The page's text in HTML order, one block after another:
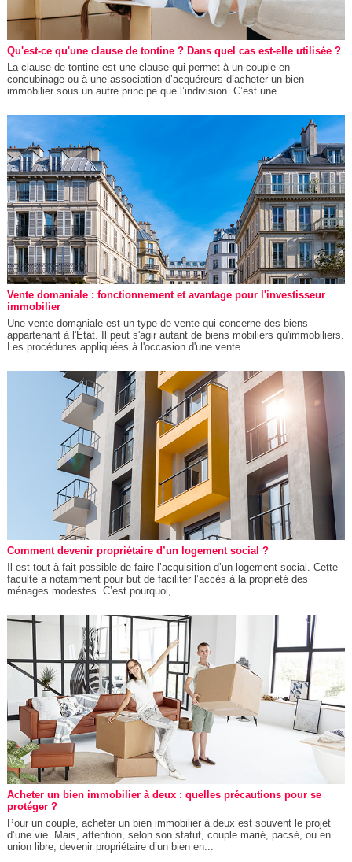
Qu'est-ce qu'une clause de tontine ? Dans quel cas est-elle utilisée ?
La clause de tontine est une clause qui permet à un couple en
concubinage ou à une association d’acquéreurs d’acheter un bien
immobilier sous un autre principe que l’indivision. C’est une...
Vente domaniale : fonctionnement et avantage pour l'investisseur
immobilier
Une vente domaniale est un type de vente qui concerne des biens
appartenant à l'État. Il peut s'agir autant de biens mobiliers qu'immobiliers.
Les procédures appliquées à l'occasion d'une vente...
Comment devenir propriétaire d’un logement social ?
Il est tout à fait possible de faire l’acquisition d’un logement social. Cette
faculté a notamment pour but de faciliter l’accès à la propriété des
ménages modestes. C’est pourquoi,...
Acheter un bien immobilier à deux : quelles précautions pour se
protéger ?
Pour un couple, acheter un bien immobilier à deux est souvent le projet
d’une vie. Mais, attention, selon son statut, couple marié, pacsé, ou en
union libre, devenir propriétaire d’un bien en...